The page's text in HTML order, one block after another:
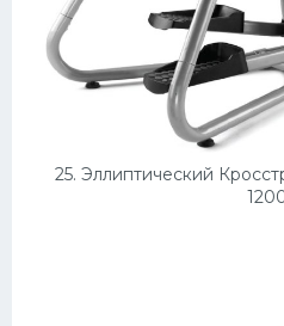
25. Эллиптический